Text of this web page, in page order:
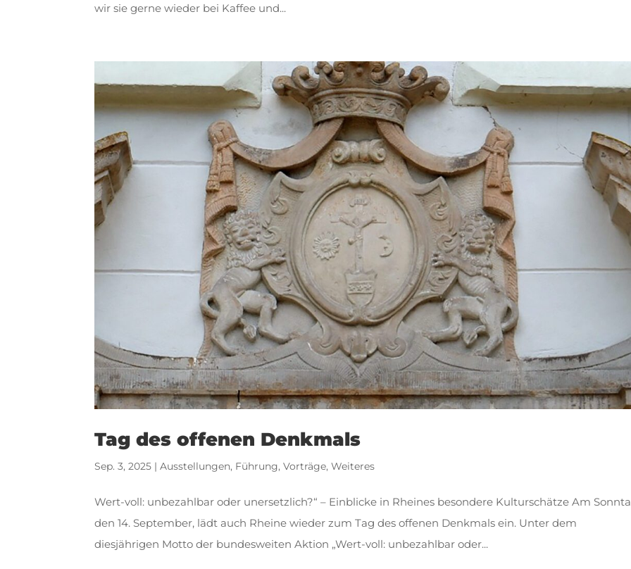
wir sie gerne wieder bei Kaffee und...
Tag des offenen Denkmals
Sep. 3, 2025 |Ausstellungen, Führung,Vorträge,Weiteres
Wert-voll: unbezahlbar oder unersetzlich?“ – Einblicke in Rheines besondere Kulturschätze Am
den 14. September, lädt auch Rheine wieder zum Tag des offenen Denkmals ein. Unter dem
diesjährigen Motto der bundesweiten Aktion „Wert-voll: unbezahlbar oder...